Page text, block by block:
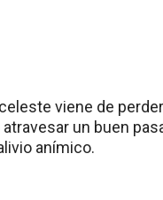
viene de
un buen
anímico.